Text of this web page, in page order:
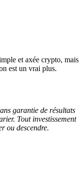
et axée crypto, mais
est un vrai plus.
garantie de résultats
Tout investissement
ou descendre.